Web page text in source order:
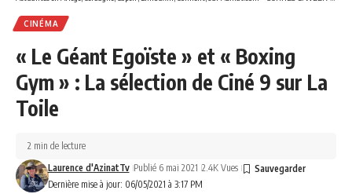
CINÉMA
« Le Géant Egoïste » et « Boxing
Gym » : La sélection de Ciné 9 sur La
Toile
Dernière mise à jour: 06/05/2021 à 3:17 PM
Laurence d'AzinatTv Publié 6 mai 2021 2.4K Vues
2 min de lecture